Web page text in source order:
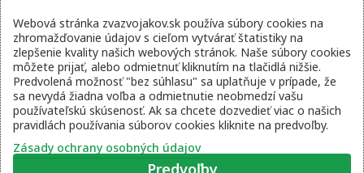
Kontaktné údaje
email: tajomnik@zvsr.sk
telefón: 0908535335
vojenská linka: 0960 333 818
Webová stránka zvazvojakov.sk používa súbory cookies na
zhromažďovanie údajov s cieľom vytvárať štatistiky na
zlepšenie kvality našich webových stránok. Naše súbory cookies
môžete prijať, alebo odmietnuť kliknutím na tlačidlá nižšie.
Predvolená možnosť "bez súhlasu" sa uplatňuje v prípade, že
sa nevydá žiadna voľba a odmietnutie neobmedzí vašu
používateľskú skúsenosť. Ak sa chcete dozvedieť viac o našich
pravidlách používania súborov cookies kliknite na predvoľby.
Zásady ochrany osobných údajov
Predvoľby